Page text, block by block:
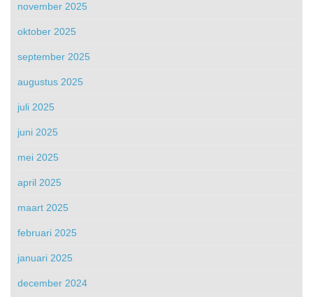
november 2025
oktober 2025
september 2025
augustus 2025
juli 2025
juni 2025
mei 2025
april 2025
maart 2025
februari 2025
januari 2025
december 2024